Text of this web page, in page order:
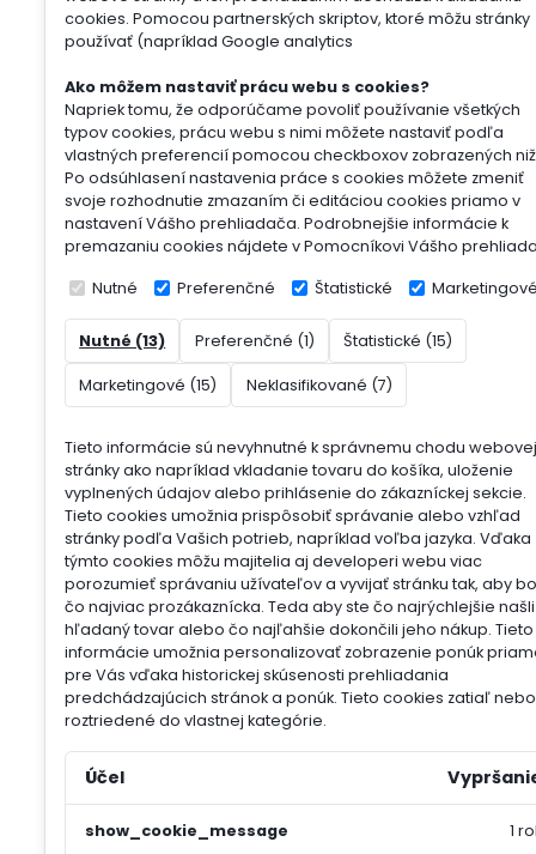
cookies. Pomocou partnerských skriptov, ktoré môžu stránky
používať (napríklad Google analytics
Ako môžem nastaviť prácu webu s cookies?
Napriek tomu, že odporúčame povoliť používanie všetkých
typov cookies, prácu webu s nimi môžete nastaviť podľa
vlastných preferencií pomocou checkboxov zobrazených
Po odsúhlasení nastavenia práce s cookies môžete zmeniť
svoje rozhodnutie zmazaním či editáciou cookies priamo v
nastavení Vášho prehliadača. Podrobnejšie informácie k
premazaniu cookies nájdete v Pomocníkovi Vášho
Nutné Preferenčné Štatistické Marketingové
Nutné (13) Preferenčné (1) Štatistické (15)
Marketingové (15) Neklasifikované (7)
Tieto informácie sú nevyhnutné k správnemu chodu webovej
stránky ako napríklad vkladanie tovaru do košíka, uloženie
vyplnených údajov alebo prihlásenie do zákazníckej sekcie.
Tieto cookies umožnia prispôsobiť správanie alebo vzhľad
stránky podľa Vašich potrieb, napríklad voľba jazyka. Vďaka
týmto cookies môžu majitelia aj developeri webu viac
porozumieť správaniu užívateľov a vyvijať stránku tak, aby
čo najviac prozákaznícka. Teda aby ste čo najrýchlejšie našli
hľadaný tovar alebo čo najľahšie dokončili jeho nákup. Tieto
informácie umožnia personalizovať zobrazenie ponúk
pre Vás vďaka historickej skúsenosti prehliadania
predchádzajúcich stránok a ponúk. Tieto cookies zatiaľ
roztriedené do vlastnej kategórie.
Účel
show_cookie_message
1